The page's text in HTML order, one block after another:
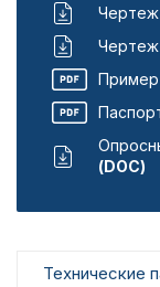
Чертеж
Чертеж
(DOC)
Технические